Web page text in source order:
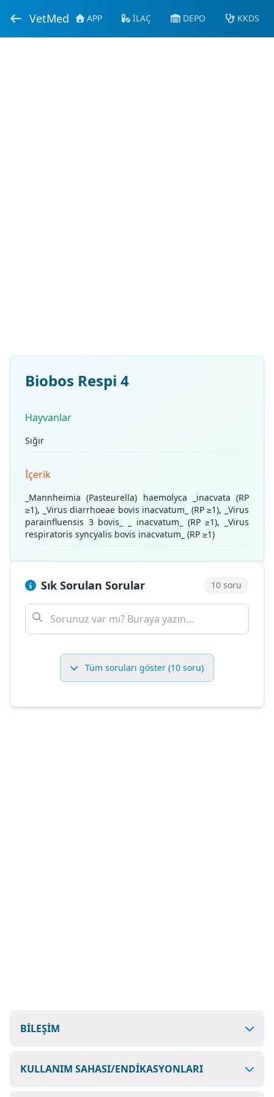
VetMed APP İLAÇ DEPO KKDS
Biobos Respi 4
Hayvanlar
Sığır
İçerik
_Mannheimia (Pasteurella) haemolyca _inacvata (RP
≥1), _Virus diarrhoeae bovis inacvatum_ (RP ≥1), _Virus
parainﬂuensis 3 bovis_ _ inacvatum_ (RP ≥1), _Virus
respiratoris syncyalis bovis inacvatum_ (RP ≥1)
Sık Sorulan Sorular 10 soru
Tüm soruları göster (10 soru)
BİLEŞİM
KULLANIM SAHASI/ENDİKASYONLARI